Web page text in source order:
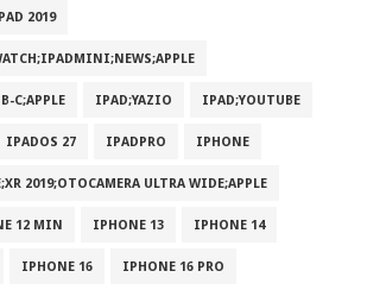
2019
C;APPLE IPAD;YAZIO IPAD;YOUTUBE
IPADOS 27 IPADPRO IPHONE
2019;OTOCAMERA ULTRA WIDE;APPLE
12 MIN IPHONE 13 IPHONE 14
IPHONE 16 IPHONE 16 PRO